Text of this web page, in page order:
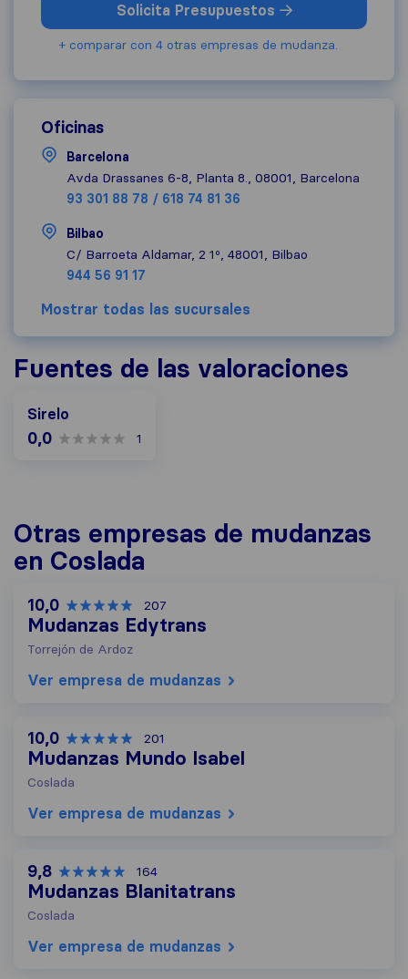
Solicita Presupuestos
+ comparar con 4 otras empresas de mudanza.
Oficinas
Barcelona
Avda Drassanes 6-8, Planta 8., 08001, Barcelona
93 301 88 78 / 618 74 81 36
Bilbao
C/ Barroeta Aldamar, 2 1º, 48001, Bilbao
944 56 91 17
Mostrar todas las sucursales
Fuentes de las valoraciones
Sirelo
0,0 1
Otras empresas de mudanzas
en Coslada
10,0 207
Mudanzas Edytrans
Torrejón de Ardoz
Ver empresa de mudanzas
10,0 201
Mudanzas Mundo Isabel
Coslada
Ver empresa de mudanzas
9,8 164
Mudanzas Blanitatrans
Coslada
Ver empresa de mudanzas